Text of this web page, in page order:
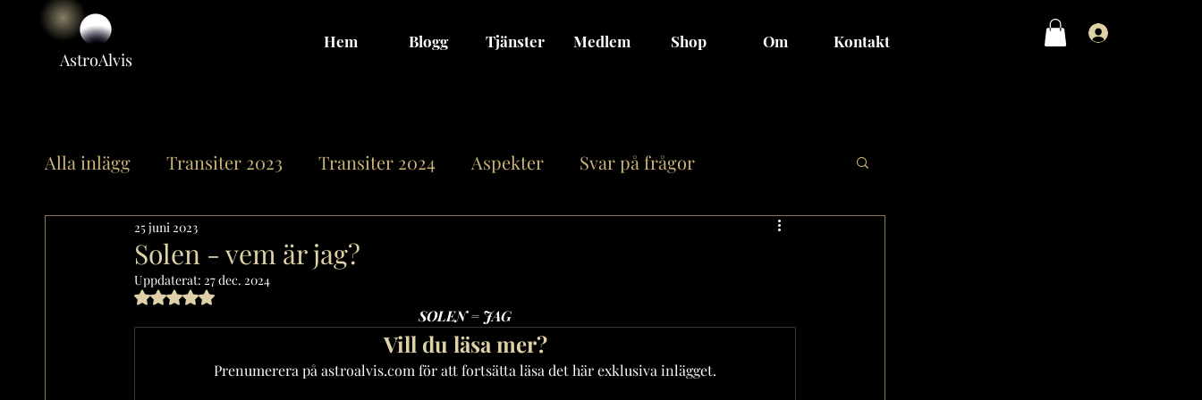
AstroAlvis
Hem Blogg Tjänster Medlem Shop Om Kontakt
Alla inlägg Transiter 2023 Transiter 2024 Aspekter Svar på frågor
Offentliga horoskop Fullmåne/Nymåne
Merkurius Venus Jupiter
Neptunus Pluto 12 stjärntecken Asteroider Relationer
Solen - vem är jag?
25 juni 2023
Uppdaterat: 27 dec. 2024
Betygsatt till NaN av 5 stjärnor.
SOLEN = JAG
Vill du läsa mer?
Prenumerera på astroalvis.com för att fortsätta läsa det här exklusiva inlägget.